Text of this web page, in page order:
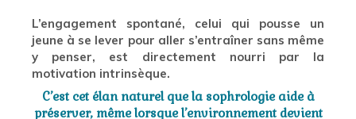
L’engagement spontané, celui qui pousse un
jeune à se lever pour aller s’entraîner sans même
y penser, est directement nourri par la
motivation intrinsèque.
C’est cet élan naturel que la sophrologie aide à
préserver, même lorsque l’environnement devient